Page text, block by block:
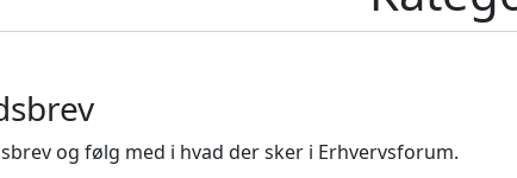
og følg med i hvad der sker i Erhvervsforum.